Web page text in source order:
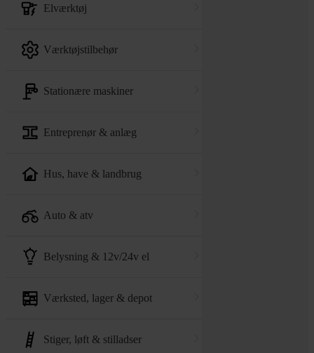
elværktøj
værktøjstilbehør
stationære maskiner
entreprenør & anlæg
hus, have & landbrug
auto & atv
belysning & 12v/24v el
værksted, lager & depot
stiger, løft & stilladser